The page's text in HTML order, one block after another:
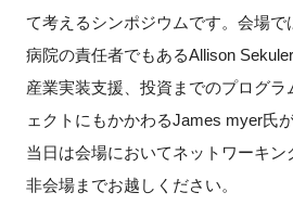
て考えるシンポジウムです。会場で
病院の責任者でもあるAllison
産業実装支援、投資までのプログ
ェクトにもかかわるJames myer氏
当日は会場においてネットワーキン
非会場までお越しください。